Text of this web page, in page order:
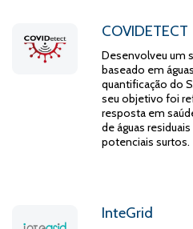
COVIDETECT
Desenvolveu um
baseado em
quantificação do
seu objetivo foi
resposta em
de águas
potenciais surtos.
InteGrid